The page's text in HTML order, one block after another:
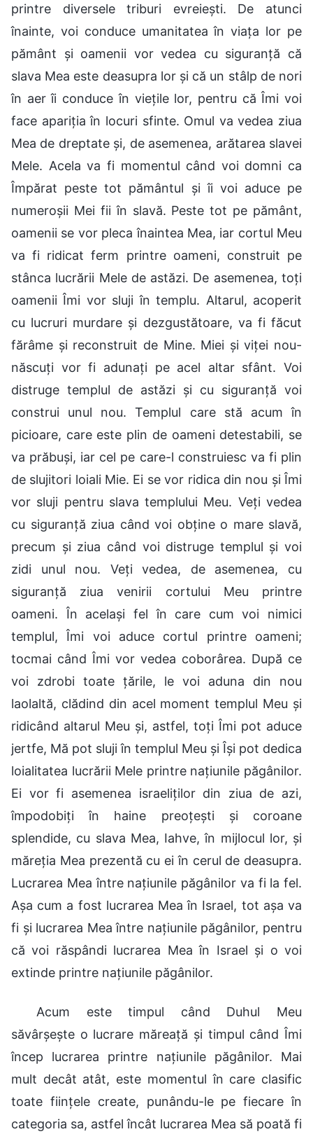
printre diversele triburi evreiești. De atunci
înainte, voi conduce umanitatea în viața lor pe
pământ și oamenii vor vedea cu siguranță că
slava Mea este deasupra lor și că un stâlp de nori
în aer îi conduce în viețile lor, pentru că Îmi voi
face apariția în locuri sfinte. Omul va vedea ziua
Mea de dreptate și, de asemenea, arătarea slavei
Mele. Acela va fi momentul când voi domni ca
Împărat peste tot pământul și îi voi aduce pe
numeroșii Mei fii în slavă. Peste tot pe pământ,
oamenii se vor pleca înaintea Mea, iar cortul Meu
va fi ridicat ferm printre oameni, construit pe
stânca lucrării Mele de astăzi. De asemenea, toți
oamenii Îmi vor sluji în templu. Altarul, acoperit
cu lucruri murdare și dezgustătoare, va fi făcut
fărâme și reconstruit de Mine. Miei și viței nou-
născuți vor fi adunați pe acel altar sfânt. Voi
distruge templul de astăzi și cu siguranță voi
construi unul nou. Templul care stă acum în
picioare, care este plin de oameni detestabili, se
va prăbuși, iar cel pe care-l construiesc va fi plin
de slujitori loiali Mie. Ei se vor ridica din nou și Îmi
vor sluji pentru slava templului Meu. Veți vedea
cu siguranță ziua când voi obține o mare slavă,
precum și ziua când voi distruge templul și voi
zidi unul nou. Veți vedea, de asemenea, cu
siguranță ziua venirii cortului Meu printre
oameni. În același fel în care cum voi nimici
templul, Îmi voi aduce cortul printre oameni;
tocmai când Îmi vor vedea coborârea. După ce
voi zdrobi toate țările, le voi aduna din nou
laolaltă, clădind din acel moment templul Meu și
ridicând altarul Meu și, astfel, toți Îmi pot aduce
jertfe, Mă pot sluji în templul Meu și Își pot dedica
loialitatea lucrării Mele printre națiunile păgânilor.
Ei vor fi asemenea israeliților din ziua de azi,
împodobiți în haine preoțești și coroane
splendide, cu slava Mea, Iahve, în mijlocul lor, și
măreția Mea prezentă cu ei în cerul de deasupra.
Lucrarea Mea între națiunile păgânilor va fi la fel.
Așa cum a fost lucrarea Mea în Israel, tot așa va
fi și lucrarea Mea între națiunile păgânilor, pentru
că voi răspândi lucrarea Mea în Israel și o voi
extinde printre națiunile păgânilor.
Acum este timpul când Duhul Meu
săvârșește o lucrare măreață și timpul când Îmi
încep lucrarea printre națiunile păgânilor. Mai
mult decât atât, este momentul în care clasific
toate ființele create, punându-le pe fiecare în
categoria sa, astfel încât lucrarea Mea să poată fi